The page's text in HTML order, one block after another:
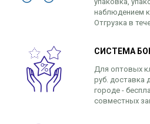
наблюдением
Отгрузка в
СИСТЕМА
Для оптовых
руб. доставка
городе -
совместных